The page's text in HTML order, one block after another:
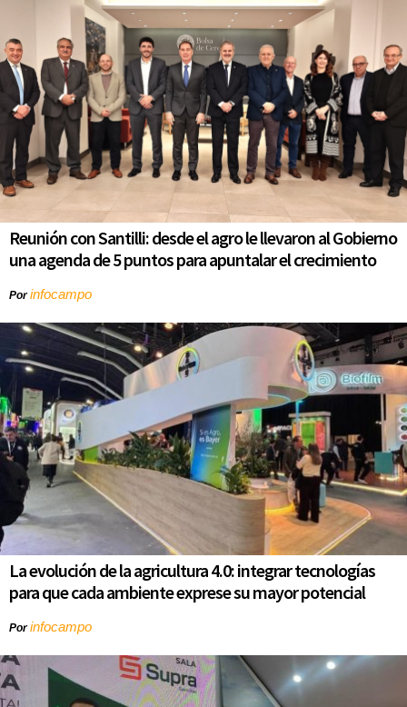
Reunión con Santilli: desde el agro le llevaron al Gobierno
una agenda de 5 puntos para apuntalar el crecimiento
Porinfocampo
La evolución de la agricultura 4.0: integrar tecnologías
para que cada ambiente exprese su mayor potencial
Porinfocampo